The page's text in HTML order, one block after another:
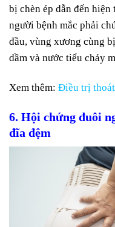
bị chèn ép dẫn đến
người bệnh mắc phải
đầu, vùng xương cùng
dầm và nước tiểu chảy
Xem thêm: Điều trị
6. Hội chứng đuôi
đĩa đệm